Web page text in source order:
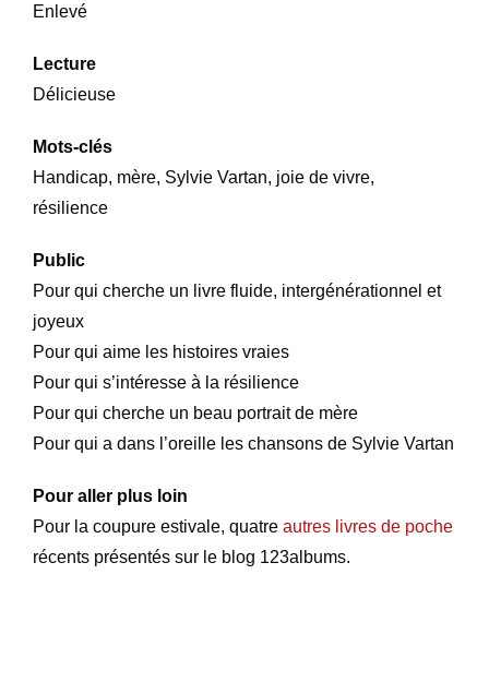
Enlevé
Lecture
Délicieuse
Mots-clés
Handicap, mère, Sylvie Vartan, joie de vivre,
résilience
Public
Pour qui cherche un livre fluide, intergénérationnel et
joyeux
Pour qui aime les histoires vraies
Pour qui s’intéresse à la résilience
Pour qui cherche un beau portrait de mère
Pour qui a dans l’oreille les chansons de Sylvie Vartan
Pour aller plus loin
Pour la coupure estivale, quatre autres livres de poche
récents présentés sur le blog 123albums.